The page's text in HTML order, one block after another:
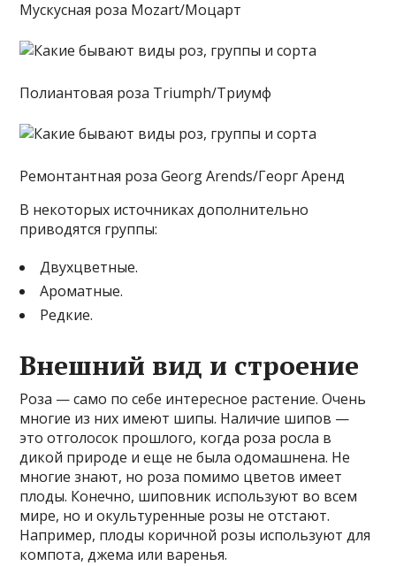
Мускусная роза Mozart/Моцарт
Полиантовая роза Triumph/Триумф
Ремонтантная роза Georg Arends/Георг Аренд
В некоторых источниках дополнительно
приводятся группы:
Двухцветные.
Ароматные.
Редкие.
Внешний вид и строение
Роза — само по себе интересное растение. Очень
многие из них имеют шипы. Наличие шипов —
это отголосок прошлого, когда роза росла в
дикой природе и еще не была одомашнена. Не
многие знают, но роза помимо цветов имеет
плоды. Конечно, шиповник используют во всем
мире, но и окультуренные розы не отстают.
Например, плоды коричной розы используют для
компота, джема или варенья.